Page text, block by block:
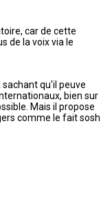
car de cette
de la voix via le
qu'il peuve
bien sur
Mais il propose
comme le fait sosh